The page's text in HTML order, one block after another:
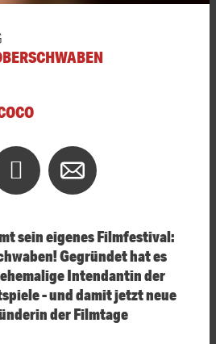
sein eigenes Filmfestival:
Gegründet hat es
Intendantin der
- und damit jetzt neue
der Filmtage